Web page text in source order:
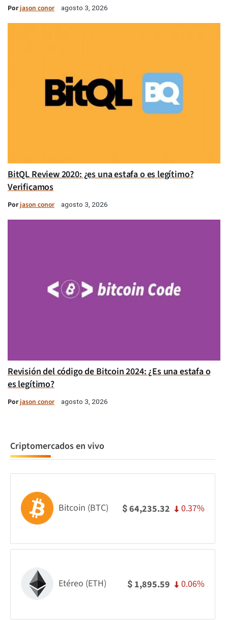
Porjason conor agosto 3, 2026
BitQL Review 2020: ¿es una estafa o es legítimo?
Verificamos
Porjason conor agosto 3, 2026
Revisión del código de Bitcoin 2024: ¿Es una estafa o
es legítimo?
Porjason conor agosto 3, 2026
Criptomercados en vivo
Bitcoin (BTC) $64,235.32 0.37%
Etéreo (ETH) $ 1,895.59 0.06%